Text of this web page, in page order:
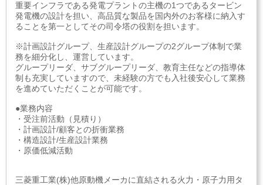
重要インフラである発電プラントの主機の1つであるタービン
発電機の設計を担い、高品質な製品を国内外のお客様に納入す
ることを第一としてその司令塔の役割を担います。
※計画設計グループ、生産設計グループの2グループ体制で業
務を細分化し、運営しています。
グループリーダ、サブグループリーダ、教育主任などの指導体
制も充実していますので、未経験の方でも入社後安心して業務
を進めていただくことが可能です。
●業務内容
・受注前活動（見積り）
・計画設計/顧客との折衝業務
・構造設計/生産設計業務
・原価低減活動
三菱重工業(株)他原動機メーカに直結される火力・原子力用タ